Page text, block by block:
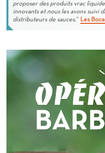
proposer des produits vrac
innovants et nous les avons suivi
distributeurs de sauces.” Les